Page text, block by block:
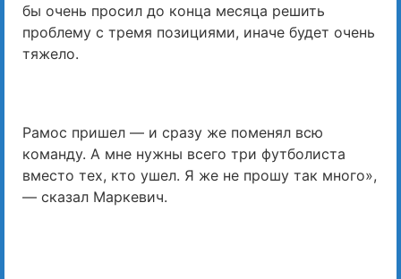
бы очень просил до конца месяца решить
проблему с тремя позициями, иначе будет очень
тяжело.
Рамос пришел — и сразу же поменял всю
команду. А мне нужны всего три футболиста
вместо тех, кто ушел. Я же не прошу так много»,
— сказал Маркевич.